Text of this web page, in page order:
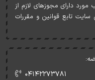
دارای مجوزهای لازم از
تابع قوانين و مقررات
۰۴۱۴۲۲۷۳۷۸۱